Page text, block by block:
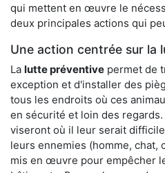
qui mettent en œuvre le
deux principales actions qui
Une action centrée sur la
La lutte préventive permet de
exception et d'installer des
tous les endroits où ces
en sécurité et loin des
viseront où il leur serait
leurs ennemies (homme, chat,
mis en œuvre pour empêcher